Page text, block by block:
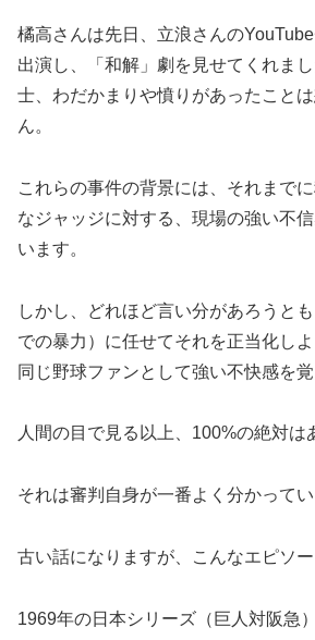
橘高さんは先日、立浪さんの
出演し、「和解」劇を見せてくれま
士、わだかまりや憤りがあったこと
ん。
これらの事件の背景には、それまで
なジャッジに対する、現場の強い不
います。
しかし、どれほど言い分があろうと
での暴力）に任せてそれを正当化しよ
同じ野球ファンとして強い不快感を
人間の目で見る以上、100%の絶対は
それは審判自身が一番よく分かってい
古い話になりますが、こんなエピソー
1969年の日本シリーズ（巨人対阪急）